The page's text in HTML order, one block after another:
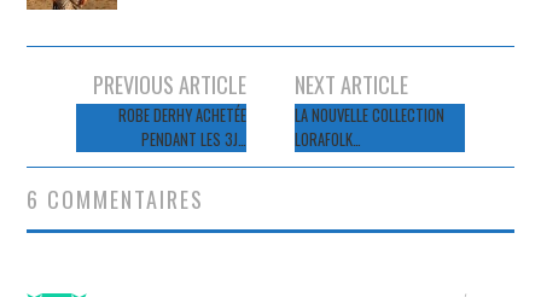
Navigation
articles
PREVIOUS ARTICLE
ROBE DERHY ACHETÉE
PENDANT LES 3J…
NEXT ARTICLE
LA NOUVELLE COLLECTION
LORAFOLK…
6 COMMENTAIRES